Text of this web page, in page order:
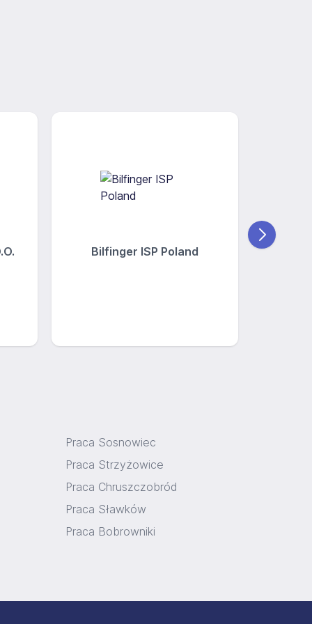
Bilfinger ISP Poland
Praca Sosnowiec
Praca Strzyżowice
Praca Chruszczobród
Praca Sławków
Praca Bobrowniki